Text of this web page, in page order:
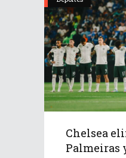
Chelsea
Palmeiras